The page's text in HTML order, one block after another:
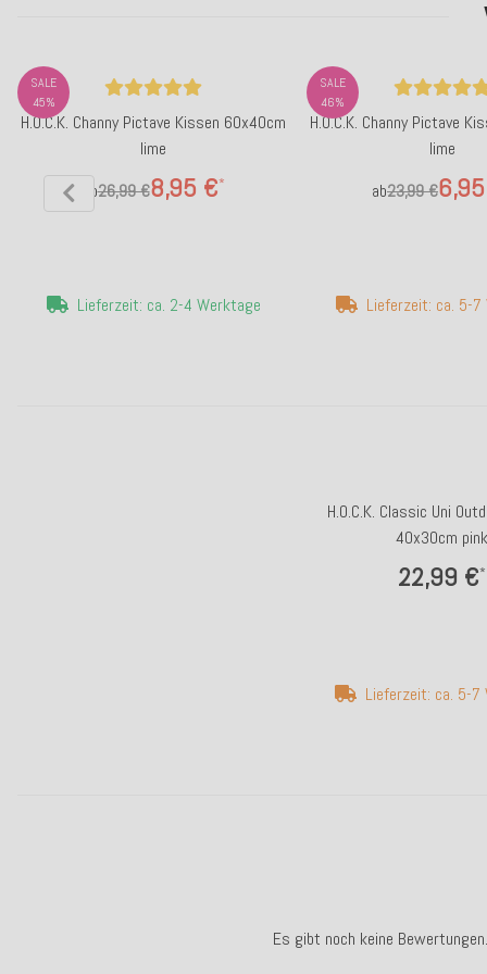
Es gibt noch keine Bewertungen.
SALE
45%
H.O.C.K. Channy Pictave Kissen 60x40cm
lime
ab
8,95 €*
26,99 €
Lieferzeit: ca. 2-4 Werktage
SALE
46%
H.O.C.K. Channy Pictave
lime
ab23,99 €
Lieferzeit: ca. 5-7
H.O.C.K. Classic Uni
40x30cm pink
22,99 €*
Lieferzeit: ca. 5-7